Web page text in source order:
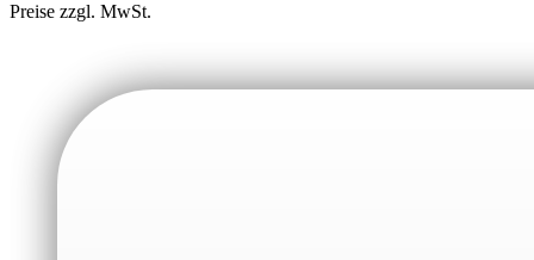
Preise zzgl. MwSt.